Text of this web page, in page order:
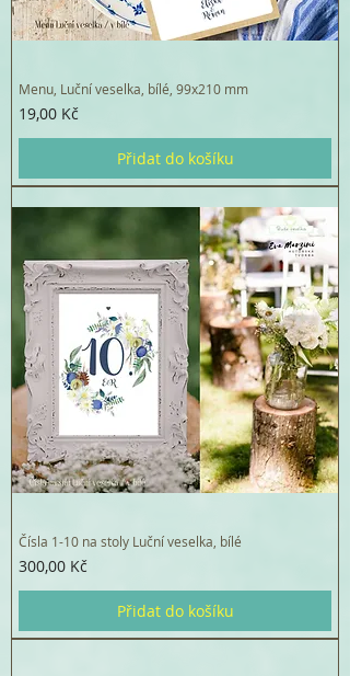
Menu, Luční veselka, bílé, 99x210 mm
Cena
19,00 Kč
Přidat do košíku
Čísla 1-10 na stoly Luční veselka, bílé
Cena
300,00 Kč
Přidat do košíku